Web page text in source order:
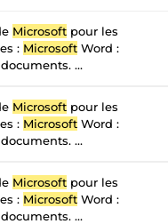
Microsoft pour les
: Microsoft Word :
...
Microsoft pour les
: Microsoft Word :
...
Microsoft pour les
: Microsoft Word :
...